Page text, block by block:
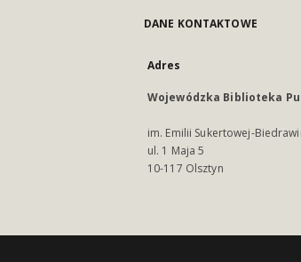
DANE KONTAKTOWE
Adres
Wojewódzka Biblioteka
im. Emilii Sukertowej-
ul. 1 Maja 5
10-117 Olsztyn